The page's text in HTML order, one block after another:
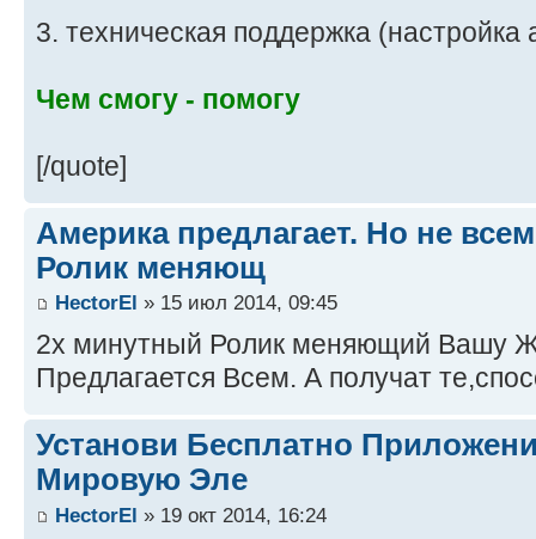
3. техническая поддержка (настройка
Чем смогу - помогу
[/quote]
Америка предлагает. Но не
Ролик меняющ
HectorEl » 15 июл 2014, 09:45
2х минутный Ролик меняющий Вашу
Предлагается Всем. А получат
Установи Бесплатно
Мировую Эле
HectorEl » 19 окт 2014, 16:24